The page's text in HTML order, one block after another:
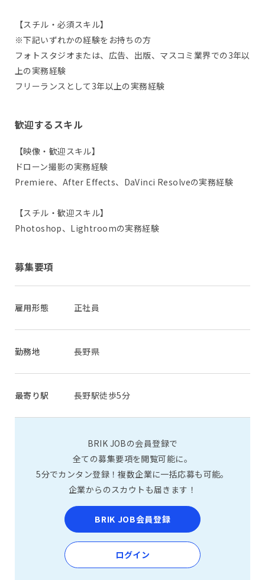
【スチル・必須スキル】
※下記いずれかの経験をお持ちの方
フォトスタジオまたは、広告、出版、マスコミ業界での3年以
上の実務経験
フリーランスとして3年以上の実務経験
歓迎するスキル
【映像・歓迎スキル】
ドローン撮影の実務経験
Premiere、After Effects、DaVinci Resolveの実務経験
【スチル・歓迎スキル】
Photoshop、Lightroomの実務経験
募集要項
雇用形態 正社員
勤務地 長野県
最寄り駅 長野駅徒歩5分
BRIK JOBの会員登録で
全ての募集要項を閲覧可能に。
5分でカンタン登録！複数企業に一括応募も可能。
企業からのスカウトも届きます！
BRIK JOB会員登録
ログイン